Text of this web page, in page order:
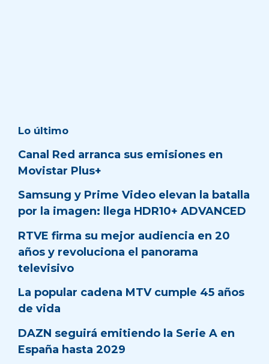
Lo último
Canal Red arranca sus emisiones en
Movistar Plus+
Samsung y Prime Video elevan la batalla
por la imagen: llega HDR10+ ADVANCED
RTVE firma su mejor audiencia en 20
años y revoluciona el panorama
televisivo
La popular cadena MTV cumple 45 años
de vida
DAZN seguirá emitiendo la Serie A en
España hasta 2029